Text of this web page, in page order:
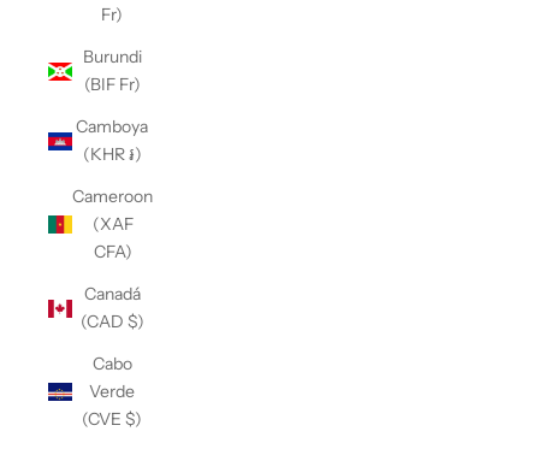
Fr)
Burundi
(BIF Fr)
Camboya
(KHR ៛)
Cameroon
(XAF
CFA)
Canadá
(CAD $)
Cabo
Verde
(CVE $)